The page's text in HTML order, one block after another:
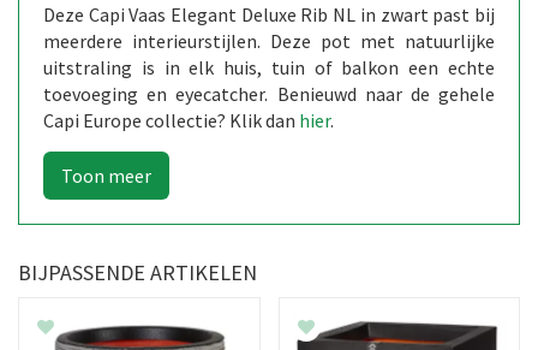
Deze Capi Vaas Elegant Deluxe Rib NL in zwart past bij
meerdere interieurstijlen. Deze pot met natuurlijke
uitstraling is in elk huis, tuin of balkon een echte
toevoeging en eyecatcher. Benieuwd naar de gehele
Capi Europe collectie? Klik dan hier.
BIJPASSENDE ARTIKELEN